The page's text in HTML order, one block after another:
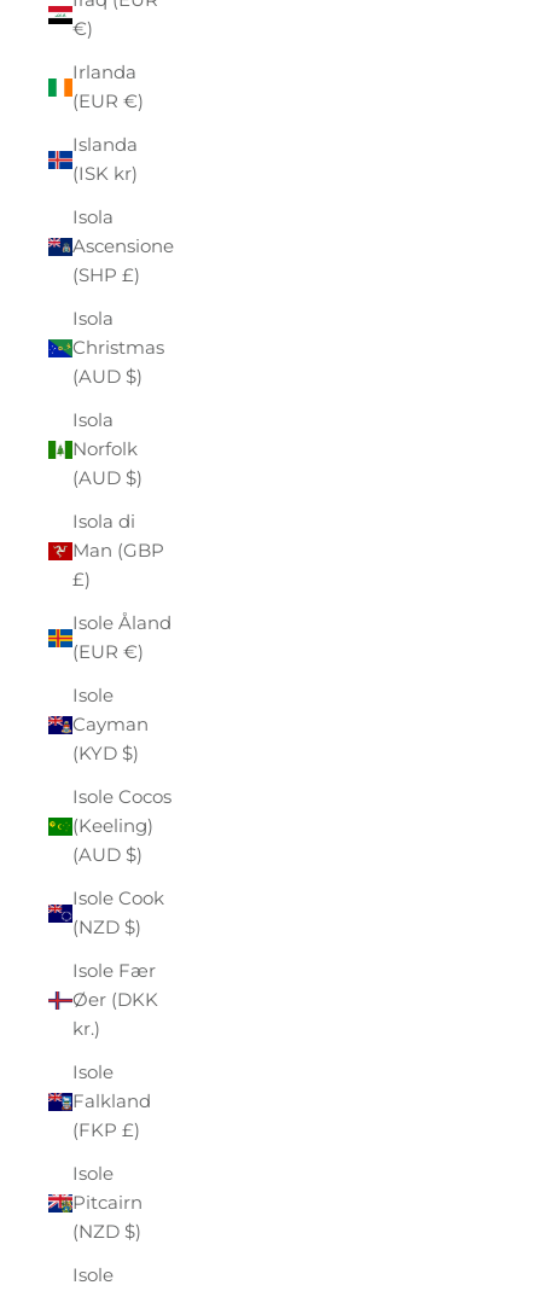
€)
Irlanda
(EUR €)
Islanda
(ISK kr)
Isola
Ascensione
(SHP £)
Isola
Christmas
(AUD $)
Isola
Norfolk
(AUD $)
Isola di
Man (GBP
£)
Isole Åland
(EUR €)
Isole
Cayman
(KYD $)
Isole Cocos
(Keeling)
(AUD $)
Isole Cook
(NZD $)
Isole Fær
Øer (DKK
kr.)
Isole
Falkland
(FKP £)
Isole
Pitcairn
(NZD $)
Isole